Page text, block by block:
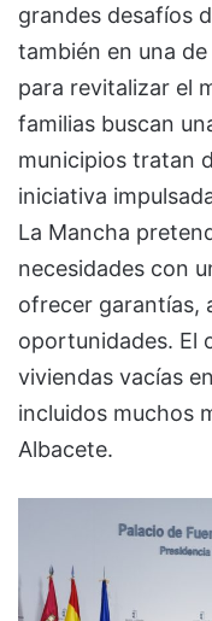
grandes desafíos
también en una
para revitalizar el
familias buscan
municipios tratan
iniciativa
La Mancha
necesidades con
ofrecer garantías,
oportunidades. El
viviendas vacías
incluidos muchos
Albacete.